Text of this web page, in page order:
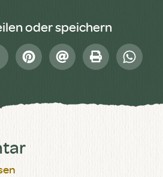
oder speichern
Pinterest
E-
Mail
Drucken